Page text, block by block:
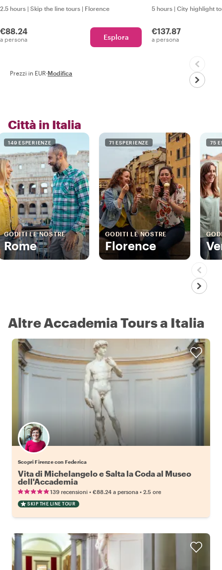
2.5 hours | Skip the line tours | Florence
€88.24
a persona Esplora
5 hours | City highlight
€137.87
a persona
Prezzi in EUR·Modifica
Città in Italia
149 ESPERIENZE
GODITI LE NOSTRE
Rome
71 ESPERIENZE
GODITI LE NOSTRE
Florence
75
Altre Accademia Tours a Italia
Scopri Firenze con Federica
Vita di Michelangelo e Salta la Coda al Museo
dell'Accademia
139 recensioni • €88.24 a persona • 2.5 ore
SKIP THE LINE TOUR